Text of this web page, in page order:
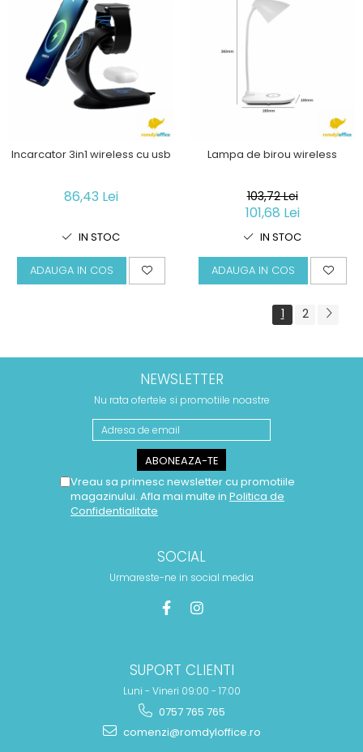
Incarcator 3in1 wireless cu usb
86,43 Lei
IN STOC
ADAUGA IN COS
Lampa de birou wireless
103,72 Lei
101,68 Lei
IN STOC
ADAUGA IN COS
1 2
NEWSLETTER
Nu rata ofertele si promotiile noastre
Vreau sa primesc newsletter cu promotiile
magazinului. Afla mai multe in Politica de
Confidentialitate
SOCIAL
Urmareste-ne in social media
SUPORT CLIENTI
Luni - Vineri 09:00 - 17:00
0757 765 765
comenzi@romdyloffice.ro